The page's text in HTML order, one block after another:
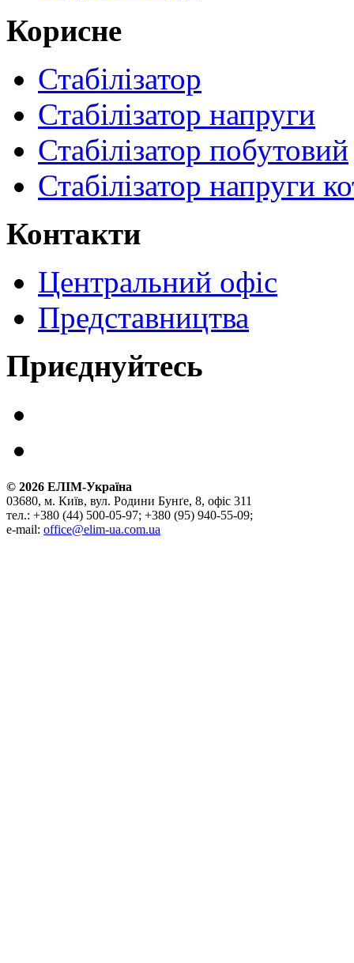
Корисне
Стабілізатор
Стабілізатор напруги
Стабілізатор побутовий
Стабілізатор напруги
Контакти
Центральний офіс
Представництва
Приєднуйтесь
© 2026 ЕЛІМ-Україна
03680, м. Київ, вул. Родини Бунґе, 8, офіс 311
тел.: +380 (44) 500-05-97; +380 (95) 940-55-09;
e-mail: office@elim-ua.com.ua